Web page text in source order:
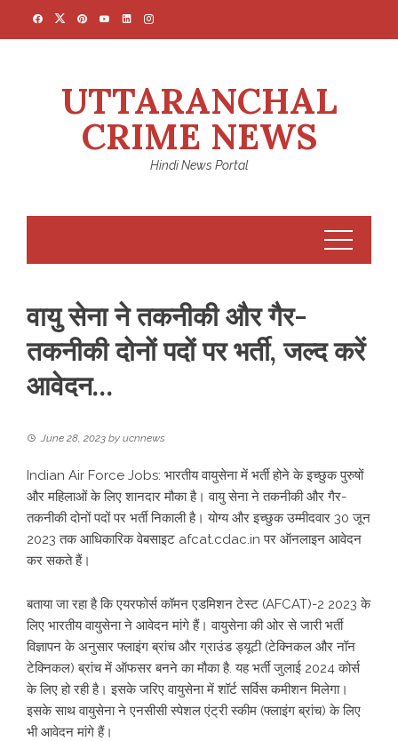
UTTARANCHAL
CRIME NEWS
Hindi News Portal
वायु सेना ने तकनीकी और गैर-
तकनीकी दोनों पदों पर भर्ती, जल्द करें
आवेदन…
June 28, 2023 by ucnnews
Indian Air Force Jobs: भारतीय वायुसेना में भर्ती होने के इच्छुक पुरुषों
और महिलाओं के लिए शानदार मौका है। वायु सेना ने तकनीकी और गैर-
तकनीकी दोनों पदों पर भर्ती निकाली है। योग्य और इच्छुक उम्मीदवार 30 जून
2023 तक आधिकारिक वेबसाइट afcat.cdac.in पर ऑनलाइन आवेदन
कर सकते हैं।
बताया जा रहा है कि एयरफोर्स कॉमन एडमिशन टेस्ट (AFCAT)-2 2023 के
लिए भारतीय वायुसेना ने आवेदन मांगे हैं। वायुसेना की ओर से जारी भर्ती
विज्ञापन के अनुसार फ्लाइंग ब्रांच और ग्राउंड ड्यूटी (टेक्निकल और नॉन
टेक्निकल) ब्रांच में ऑफसर बनने का मौका है. यह भर्ती जुलाई 2024 कोर्स
के लिए हो रही है। इसके जरिए वायुसेना में शॉर्ट सर्विस कमीशन मिलेगा।
इसके साथ वायुसेना ने एनसीसी स्पेशल एंट्री स्कीम (फ्लाइंग ब्रांच) के लिए
भी आवेदन मांगे हैं।